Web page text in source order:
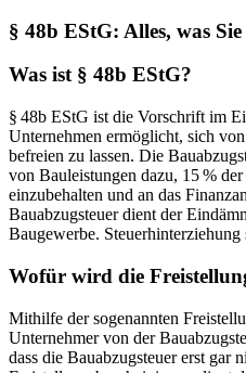
§ 48b EStG: Alles, was Sie
Was ist § 48b EStG?
§ 48b EStG ist die Vorschrift im
Unternehmen ermöglicht, sich
befreien zu lassen. Die
von Bauleistungen dazu, 15 %
einzubehalten und an das
Bauabzugsteuer dient der
Baugewerbe.
Wofür wird die
Mithilfe der sogenannten
Unternehmer von der
dass die Bauabzugsteuer erst gar